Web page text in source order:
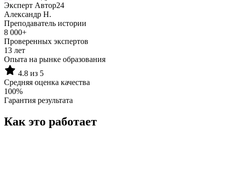
Эксперт Автор24
Александр Н.
Преподаватель истории
8 000+
Проверенных экспертов
13 лет
Опыта на рынке образования
4.8 из 5
Средняя оценка качества
100%
Гарантия результата
Как это работает